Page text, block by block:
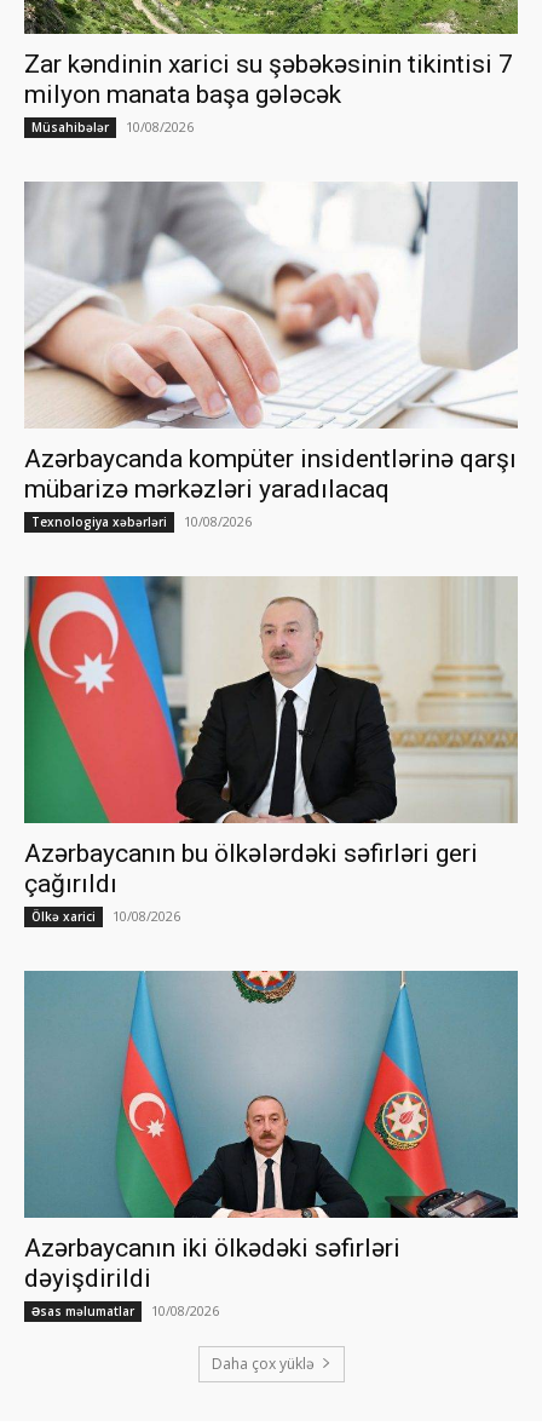
Zar kəndinin xarici su şəbəkəsinin tikintisi 7
milyon manata başa gələcək
Müsahibələr 10/08/2026
Azərbaycanda kompüter insidentlərinə qarşı
mübarizə mərkəzləri yaradılacaq
Texnologiya xəbərləri 10/08/2026
Azərbaycanın bu ölkələrdəki səfirləri geri
çağırıldı
Ölkə xarici 10/08/2026
Azərbaycanın iki ölkədəki səfirləri
dəyişdirildi
Əsas məlumatlar 10/08/2026
Daha çox yüklə